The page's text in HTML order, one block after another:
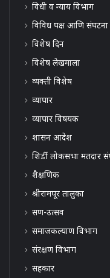
विधी व न्याय विभाग
विविध पक्ष आणि संघटना
विशेष दिन
विशेष लेखमाला
व्यक्ती विशेष
व्यापार
व्यापार विषयक
शासन आदेश
शिर्डी लोकसभा मतदार
शैक्षणिक
श्रीरामपूर तालुका
सण-उत्सव
समाजकल्याण विभाग
संरक्षण विभाग
सहकार